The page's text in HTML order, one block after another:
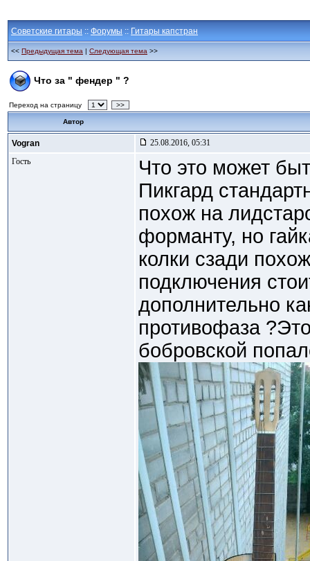
Советские гитары :: Форумы :: Гитары капстран
<< Предыдущая тема | Следующая тема >>
Что за " фендер " ?
Переход на страницу >>
Автор
Vogran
25.08.2016, 05:31
Гость
Что это может
Пикгард
похож на
форманту, но
колки сзади
подключения
дополнительно
противофаза
бобровской